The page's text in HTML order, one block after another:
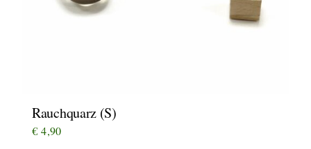
Rauchquarz (S)
€ 4,90